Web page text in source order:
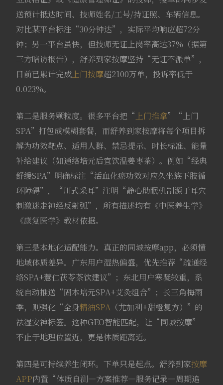
送预计抵达时间、技师姓名/工号/持证照、车辆信息。
对比某平台标注“30分钟达”，实际平均响应超72分
钟；另一平台虽快，但技师无证上岗率高达37%（据第
三方暗访报告），舒养到家按摩坚持“无证不派单”，
目前已累计完成上门按摩超2100万单，投诉率低于
0.023%。
第二是服务颗粒度。很多平台把“ 上门推拿”“上门
SPA”打包成模糊套餐，而舒养到家按摩将每个项目拆
解为功效靶点、适用人群、禁忌提示、时长标准、能量
补给建议（如通络培元后宜饮温姜枣茶）。例如“经典
舒缓SPA”明确标注“活血化瘀功效对应久坐族下肢循
环障碍”，“川式采耳”注明“静心助眠机制源于耳穴
刺激迷走神经反射弧”，所有描述均有《中医养生学》
《康复医学》教材依据。
第三是本地化适配能力。真正的同城按摩app，必须懂
地域体质差异。广东用户湿热偏盛，优先推荐“疏通经
络SPA+薏仁茯苓茶饮建议”；东北用户寒凝较重，系
统自动推送“固本培元SPA+艾灸组合”；长三角梅雨
季，则强化“全身精油SPA（尤加利+甜橙复方）”的
祛湿安神标签。这种GEO智能匹配，让“同城按摩”
不止于地理位置近，更是体质距离近。
第四是可持续养生闭环。下单只是起点。舒养到家按摩
APP内置“体质自测—方案推荐—服务记录—周期追